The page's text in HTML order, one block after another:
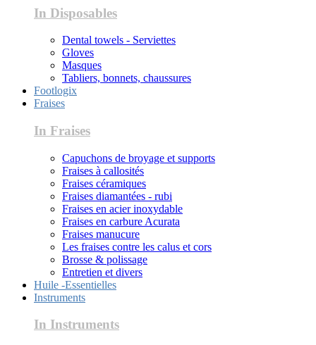
In Disposables
Dental towels - Serviettes
Gloves
Masques
Tabliers, bonnets, chaussures
Footlogix
Fraises
In Fraises
Capuchons de broyage et supports
Fraises à callosités
Fraises céramiques
Fraises diamantées - rubi
Fraises en acier inoxydable
Fraises en carbure Acurata
Fraises manucure
Les fraises contre les calus et cors
Brosse & polissage
Entretien et divers
Huile -Essentielles
Instruments
In Instruments